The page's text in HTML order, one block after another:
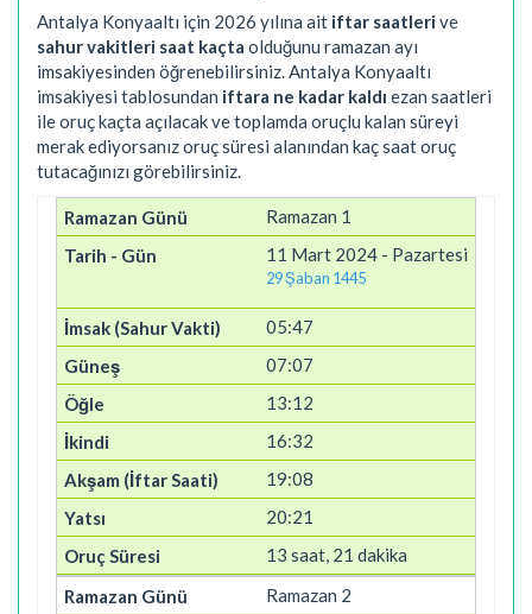
Antalya Konyaaltı için 2026 yılına ait iftar saatlerive
sahur vakitleri saat kaçta olduğunu ramazan ayı
imsakiyesinden öğrenebilirsiniz. Antalya Konyaaltı
imsakiyesi tablosundan iftara ne kadar kaldı ezan saatleri
ile oruç kaçta açılacak ve toplamda oruçlu kalan süreyi
merak ediyorsanız oruç süresi alanından kaç saat oruç
tutacağınızı görebilirsiniz.
Ramazan 1
11 Mart 2024 - Pazartesi
29 Şaban 1445
05:47
07:07
13:12
16:32
19:08
20:21
13 saat, 21 dakika
Ramazan 2